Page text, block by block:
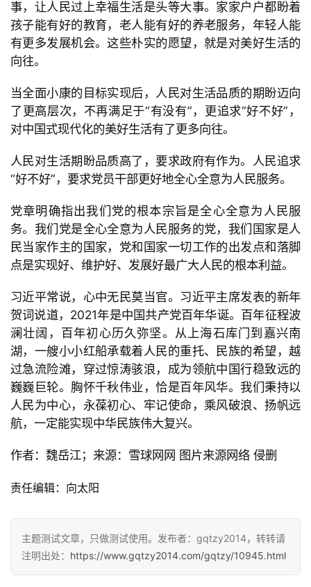
专
题
列
表
快
讯
更
多
页
面
事，让人民过上幸福生活是头等大事。家家户户都盼着
孩子能有好的教育，老人能有好的养老服务，年轻人能
有更多发展机会。这些朴实的愿望，就是对美好生活的
向往。
当全面小康的目标实现后，人民对生活品质的期盼迈向
了更高层次，不再满足于“有没有”，更追求“好不好”，
对中国式现代化的美好生活有了更多向往。
人民对生活期盼品质高了，要求政府有作为。人民追求
“好不好”，要求党员干部更好地全心全意为人民服务。
党章明确指出我们党的根本宗旨是全心全意为人民服
务。我们党是全心全意为人民服务的党，我们国家是人
民当家作主的国家，党和国家一切工作的出发点和落脚
点是实现好、维护好、发展好最广大人民的根本利益。
习近平常说，心中无民莫当官。习近平主席发表的新年
贺词说道， 2021年是中国共产党百年华诞。百年征程波
澜壮阔，百年初心历久弥坚。从上海石库门到嘉兴南
湖，一艘小小红船承载着人民的重托、民族的希望，越
过急流险滩，穿过惊涛骇浪，成为领航中国行稳致远的
巍巍巨轮。胸怀千秋伟业，恰是百年风华。我们秉持以
人民为中心，永葆初心、牢记使命，乘风破浪、扬帆远
航，一定能实现中华民族伟大复兴。
作者：魏岳江；来源：雪球网网 图片来源网络 侵删
责任编辑：向太阳
主题测试文章，只做测试使用。发布者：gqtzy2014，转转请
注明出处： https://www.gqtzy2014.com/gqtzy/10945.html